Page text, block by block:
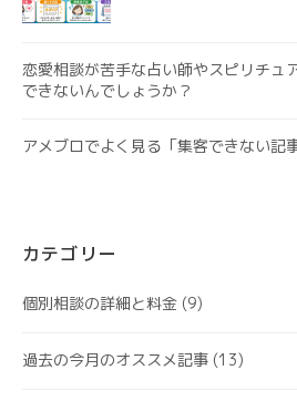
恋愛相談が苦手な占い師やスピリチュ
できないんでしょうか？
アメブロでよく見る「集客できない記
カテゴリー
個別相談の詳細と料金 (9)
過去の今月のオススメ記事 (13)